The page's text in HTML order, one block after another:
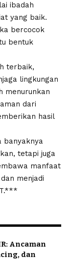
ibadah
yang baik.
bercocok
bentuk
terbaik,
lingkungan
menurunkan
dari
hasil
banyaknya
tetapi juga
manfaat
menjadi
Ancaman
dan